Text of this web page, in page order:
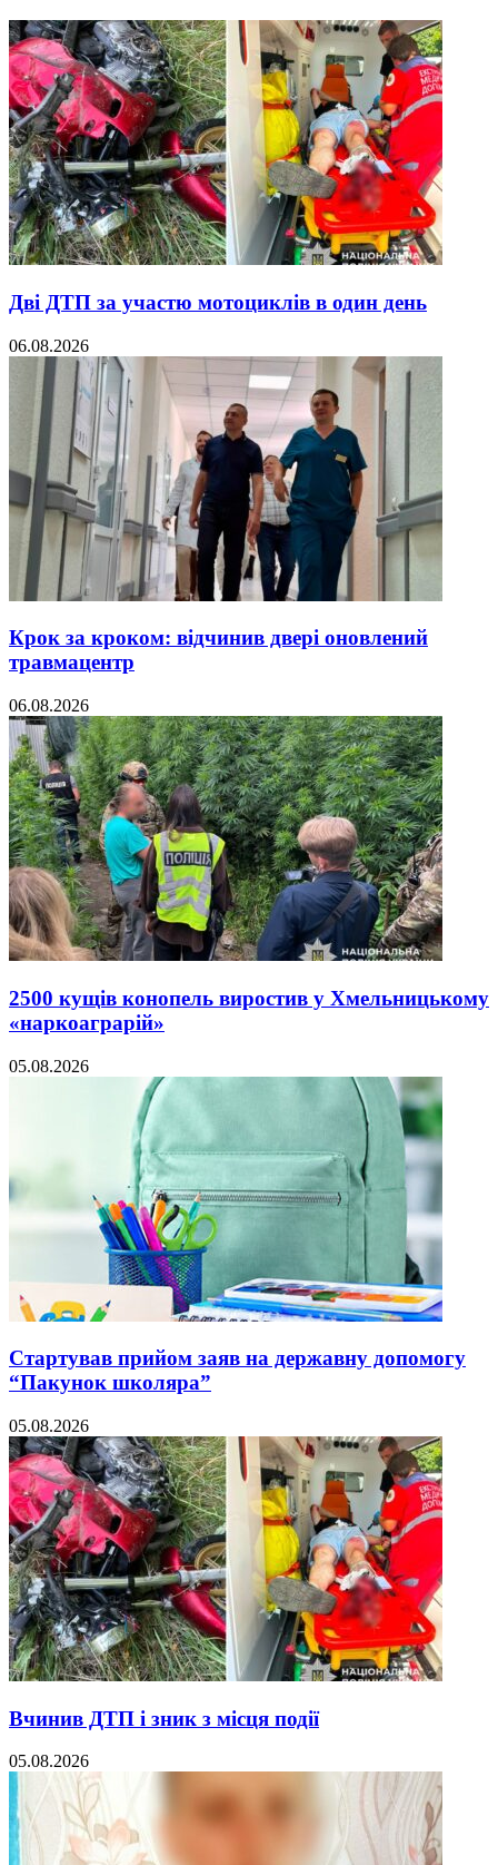
Дві ДТП за участю мотоциклів в один день
06.08.2026
Крок за кроком: відчинив двері оновлений
травмацентр
06.08.2026
2500 кущів конопель виростив у Хмельницькому
«наркоаграрій»
05.08.2026
Стартував прийом заяв на державну допомогу
“Пакунок школяра”
05.08.2026
Вчинив ДТП і зник з місця події
05.08.2026